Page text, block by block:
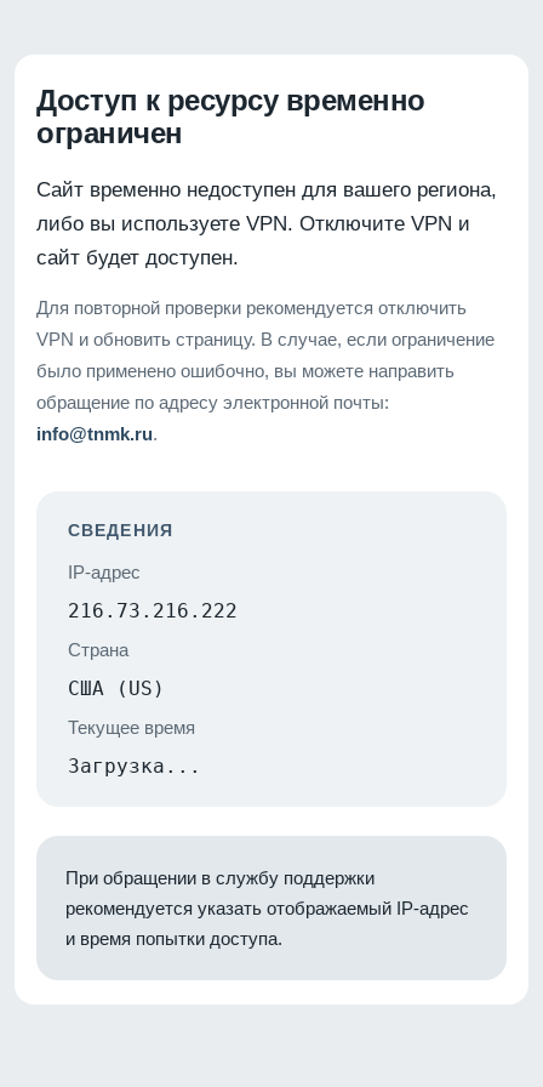
Доступ к ресурсу временно
ограничен
Сайт временно недоступен для вашего региона,
либо вы используете VPN. Отключите VPN и
сайт будет доступен.
Для повторной проверки рекомендуется отключить
VPN и обновить страницу. В случае, если ограничение
было применено ошибочно, вы можете направить
обращение по адресу электронной почты:
info@tnmk.ru.
СВЕДЕНИЯ
IP-адрес
216.73.216.222
Страна
США (US)
Текущее время
Загрузка...
При обращении в службу поддержки
рекомендуется указать отображаемый IP-адрес
и время попытки доступа.